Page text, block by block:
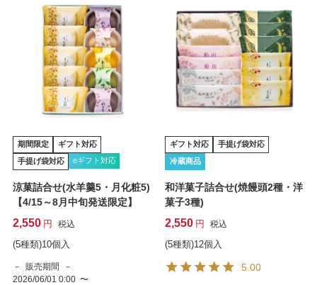
期間限定 ギフト対応
手提げ袋対応 eギフト対応
涼菓詰合せ(水羊羹5・月化粧5)
【4/15～8月中旬発送限定】
2,550 税込
(5種類)10個入
販売期間
2026/06/01 0:00 〜
ギフト対応 手提げ袋対応
冷蔵商品
和洋菓子詰合せ(焼饅頭2種・洋
菓子3種)
2,550 税込
(5種類)12個入
5.00